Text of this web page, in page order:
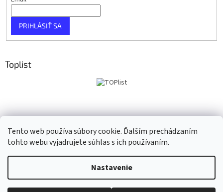
Tento web používa súbory cookie. Ďalším prechádzaním
tohto webu vyjadrujete súhlas s ich používaním.
Nastavenie
PRIHLÁSIŤ SA
Toplist